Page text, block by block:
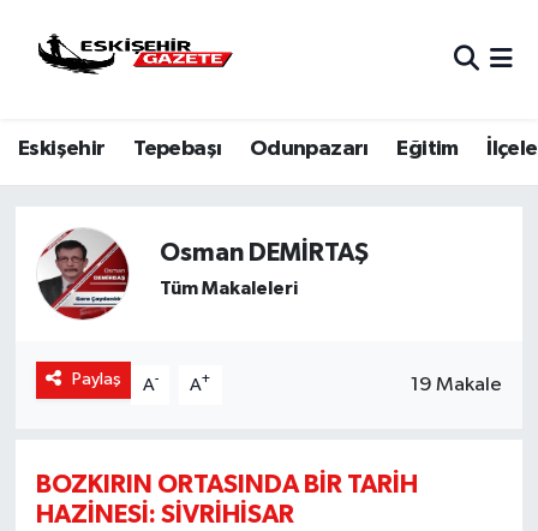
Eskişehir Tepebaşı Odunpazarı Eğitim
Osman DEMİRTAŞ
Tüm Makaleleri
Paylaş A- A+ 19 Makale
BOZKIRIN ORTASINDA BİR TARİH
HAZİNESİ: SİVRİHİSAR
Hava Durumu
Trafik Durumu
Tüm Manşetler
Haber Arşivi